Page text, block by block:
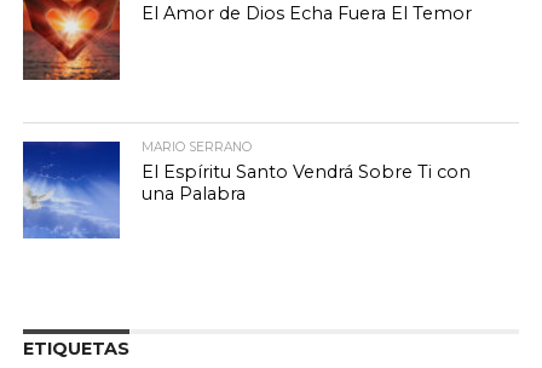
El Amor de Dios Echa Fuera El Temor
MARIO SERRANO
El Espíritu Santo Vendrá Sobre Ti con
una Palabra
ETIQUETAS